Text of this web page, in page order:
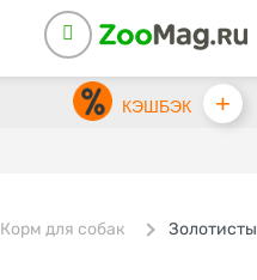
КЭШБЭК +
Корм для собак